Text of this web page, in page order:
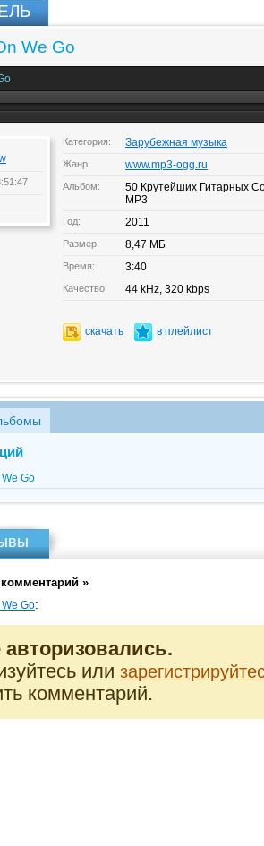
We Go
Категория: Зарубежная музыка
Жанр: www.mp3-ogg.ru
Альбом:
50 Крутейших Гитарных
MP3
Год: 2011
Размер: 8,47 МБ
Время: 3:40
Качество: 44 kHz, 320 kbps
скачать в плейлист
Go
»
Go:
или
комментарий.